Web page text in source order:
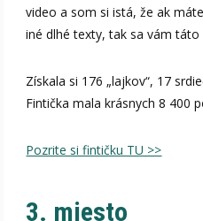
video a som si istá, že ak
iné dlhé texty, tak sa vám
Získala si 176 „lajkov“, 17
Fintička mala krásnych 8 400
Pozrite si fintičku TU >>
3. miesto